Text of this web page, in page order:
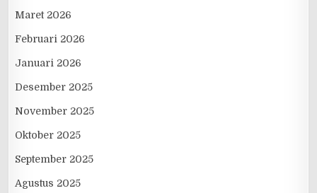
Maret 2026
Februari 2026
Januari 2026
Desember 2025
November 2025
Oktober 2025
September 2025
Agustus 2025